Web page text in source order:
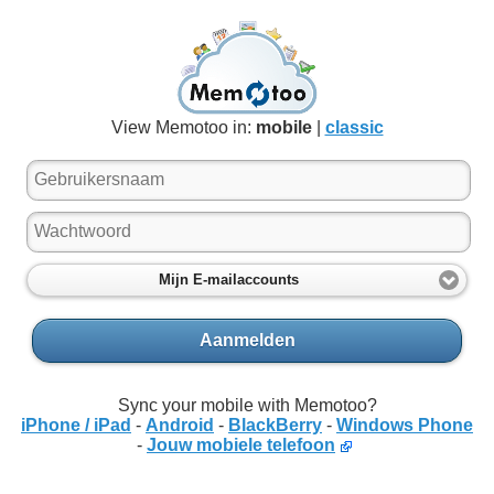
View Memotoo in: mobile| classic
Mijn E-mailaccounts
Aanmelden
Sync your mobile with Memotoo?
iPhone / iPad - Android - BlackBerry - Windows Phone
- Jouw mobiele telefoon